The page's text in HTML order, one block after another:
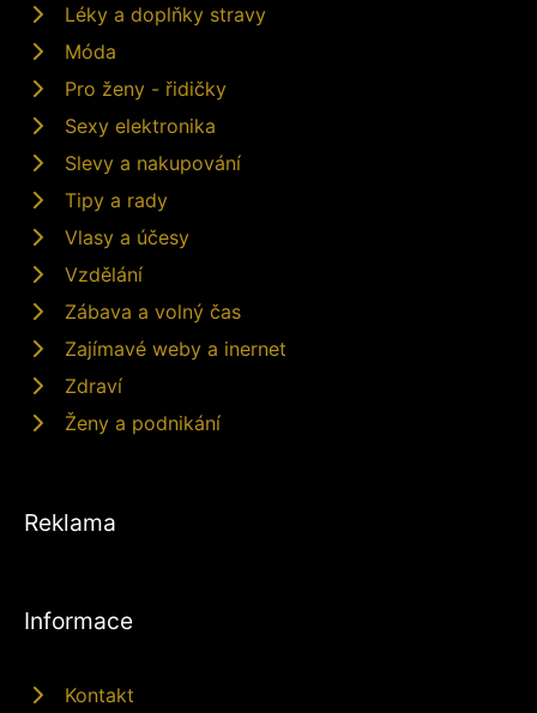
Léky a doplňky stravy
Móda
Pro ženy - řidičky
Sexy elektronika
Slevy a nakupování
Tipy a rady
Vlasy a účesy
Vzdělání
Zábava a volný čas
Zajímavé weby a inernet
Zdraví
Ženy a podnikání
Reklama
Informace
Kontakt